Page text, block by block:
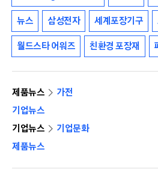
뉴스 삼성전자 세계포장기구
월드스타 어워즈 친환경 포장재
제품뉴스
가전
기업뉴스
기업뉴스
기업문화
제품뉴스